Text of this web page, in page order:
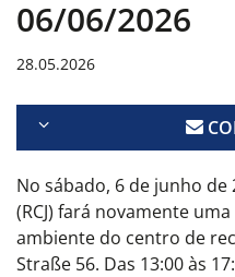
06/06/2026
28.05.2026
No sábado, 6 de junho de
(RCJ) fará novamente
ambiente do centro de
Straße 56. Das 13:00 às